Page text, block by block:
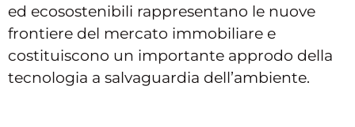
ed ecosostenibili rappresentano le nuove
frontiere del mercato immobiliare e
costituiscono un importante approdo della
tecnologia a salvaguardia dell’ambiente.